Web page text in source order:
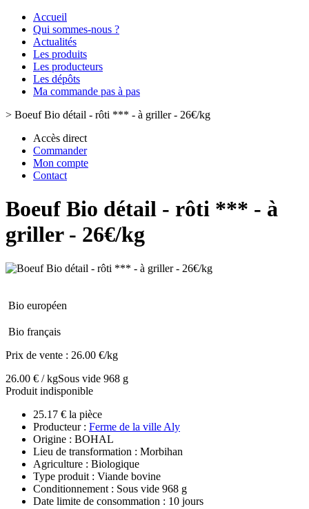
Accueil
Qui sommes-nous ?
Actualités
Les produits
Les producteurs
Les dépôts
Ma commande pas à pas
> Boeuf Bio détail - rôti *** - à griller - 26€/kg
Accès direct
Commander
Mon compte
Contact
Boeuf Bio détail - rôti *** - à
griller - 26€/kg
Bio européen
Bio français
Prix de vente : 26.00 €/kg
26.00 € / kgSous vide 968 g
Produit indisponible
25.17 € la pièce
Producteur : Ferme de la ville Aly
Origine : BOHAL
Lieu de transformation : Morbihan
Agriculture : Biologique
Type produit : Viande bovine
Conditionnement : Sous vide 968 g
Date limite de consommation : 10 jours